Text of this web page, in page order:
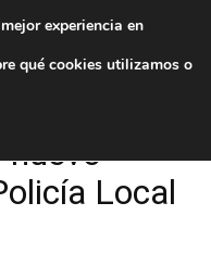
nuevo
Local
experiencia en
qué cookies utilizamos o